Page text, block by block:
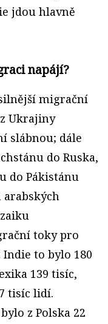
jdou hlavně
napájí?
migrační
Ukrajiny
slábnou; dále
do Ruska,
do Pákistánu
arabských
toky pro
to bylo 180
139 tisíc,
tisíc lidí.
z Polska 22